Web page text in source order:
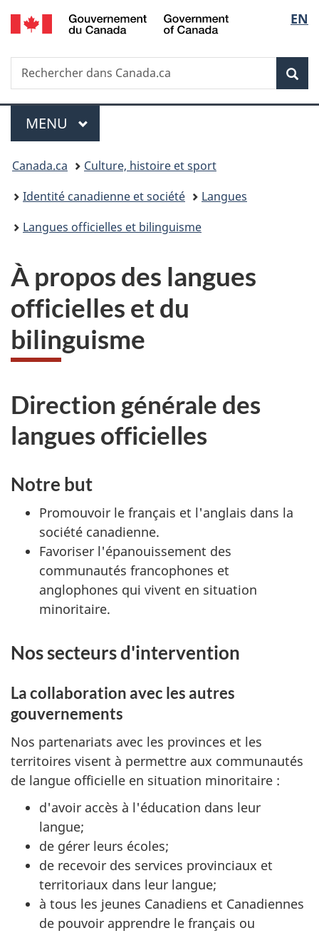
Passer
au
principal
Passer
à
Au
du
Passer
à
version
simplifiée
de
la
EN
Recherche
Rechercher
dans
Menu
MENU PRINCIPAL
Vous
êtes
ici :
Canada.ca
Culture, histoire et sport
Identité canadienne et société
Langues
Langues officielles et bilinguisme
À propos des langues
officielles et du
bilinguisme
Direction générale des
langues officielles
Notre but
Promouvoir le français et l'anglais dans la
société canadienne.
Favoriser l'épanouissement des
communautés francophones et
anglophones qui vivent en situation
minoritaire.
Nos secteurs d'intervention
La collaboration avec les autres
gouvernements
Nos partenariats avec les provinces et les
territoires visent à permettre aux communautés
de langue officielle en situation minoritaire :
d'avoir accès à l'éducation dans leur
langue;
de gérer leurs écoles;
de recevoir des services provinciaux et
territoriaux dans leur langue;
à tous les jeunes Canadiens et Canadiennes
de pouvoir apprendre le français ou